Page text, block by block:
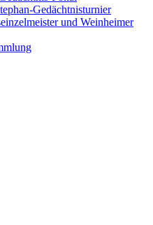
Gedächtnisturnier
und Weinheimer